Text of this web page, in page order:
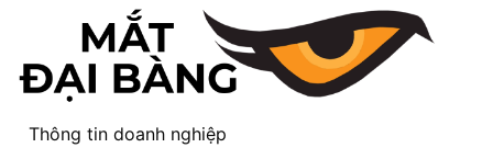
Thông tin doanh nghiệp